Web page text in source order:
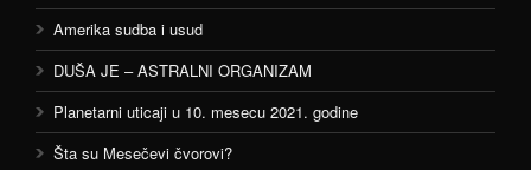
Amerika sudba i usud
DUŠA JE – ASTRALNI ORGANIZAM
Planetarni uticaji u 10. mesecu 2021. godine
Šta su Mesečevi čvorovi?